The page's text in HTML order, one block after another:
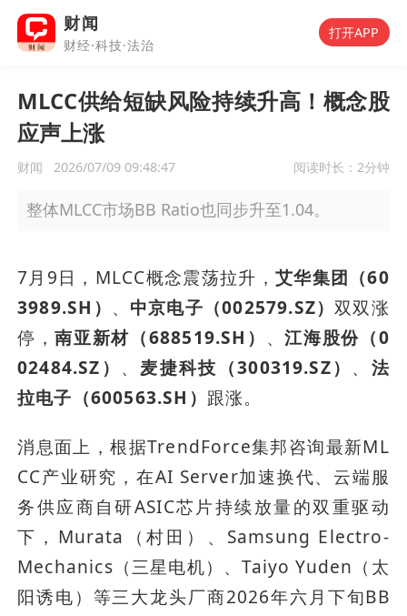
财闻
财经·科技·法治
打开APP
MLCC供给短缺风险持续升高！概念股
应声上涨
财闻 2026/07/09 09:48:47 阅读时长： 2分钟
整体MLCC市场BB Ratio也同步升至1.04。
7月9日，MLCC概念震荡拉升， 艾华集团（60
3989.SH） 、 中京电子（002579.SZ）双双涨
停，南亚新材（688519.SH） 、江海股份（0
02484.SZ） 、 麦捷科技（300319.SZ） 、 法
拉电子（600563.SH） 跟涨。
消息面上，根据TrendForce集邦咨询最新ML
CC产业研究，在AI Server加速换代、云端服
务供应商自研ASIC芯片持续放量的双重驱动
下，Murata（村田）、Samsung Electro-
Mechanics（三星电机）、Taiyo Yuden（太
阳诱电）等三大龙头厂商2026年六月下旬BB